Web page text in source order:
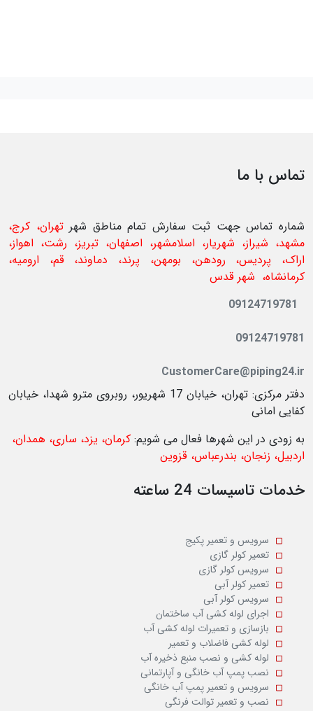
تماس با ما
شماره تماس جهت ثبت سفارش تمام مناطق شهرتهران، کرج،
مشهد، شیراز، شهریار، اسلامشهر، اصفهان، تبریز، رشت، اهواز،
اراک، پردیس، رودهن، بومهن، پرند، دماوند، قم، ارومیه،
کرمانشاه، شهر قدس
09124719781
09124719781
CustomerCare@piping24.ir
دفتر مرکزی: تهران، خیابان 17 شهریور، روبروی مترو شهدا، خیابان
کفایی امانی
به زودی در این شهرها فعال می شویم: کرمان، یزد، ساری، همدان،
اردبیل، زنجان، بندرعباس، قزوین
خدمات تاسیسات 24 ساعته
سرویس و تعمیر پکیج
تعمیر کولر گازی
سرویس کولر گازی
تعمیر کولر آبی
سرویس کولر آبی
اجرای لوله کشی آب ساختمان
بازسازی و تعمیرات لوله کشی آب
لوله کشی فاضلاب و تعمیر
لوله کشی و نصب منبع ذخیره آب
نصب پمپ آب خانگی و آپارتمانی
سرویس و تعمیر پمپ آب خانگی
نصب و تعمیر توالت فرنگی